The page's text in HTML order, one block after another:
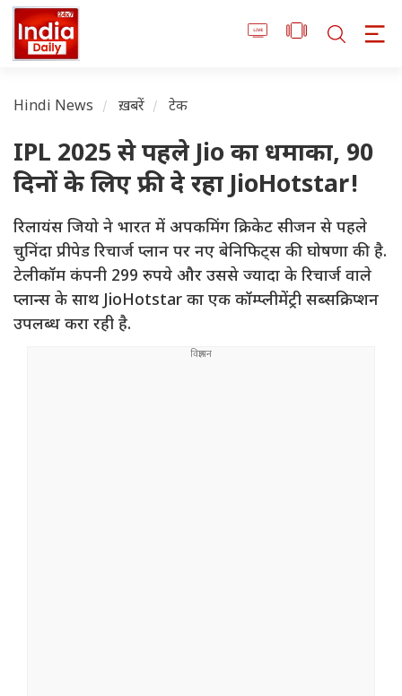
Hindi News ख़बरें टेक
IPL 2025 से पहले Jio का धमाका, 90
दिनों के लिए फ्री दे रहा JioHotstar!
रिलायंस जियो ने भारत में अपकमिंग क्रिकेट सीजन से पहले
चुनिंदा प्रीपेड रिचार्ज प्लान पर नए बेनिफिट्स की घोषणा की है.
टेलीकॉम कंपनी 299 रुपये और उससे ज्यादा के रिचार्ज वाले
प्लान्स के साथ JioHotstar का एक कॉम्प्लीमेंट्री सब्सक्रिप्शन
उपलब्ध करा रही है.